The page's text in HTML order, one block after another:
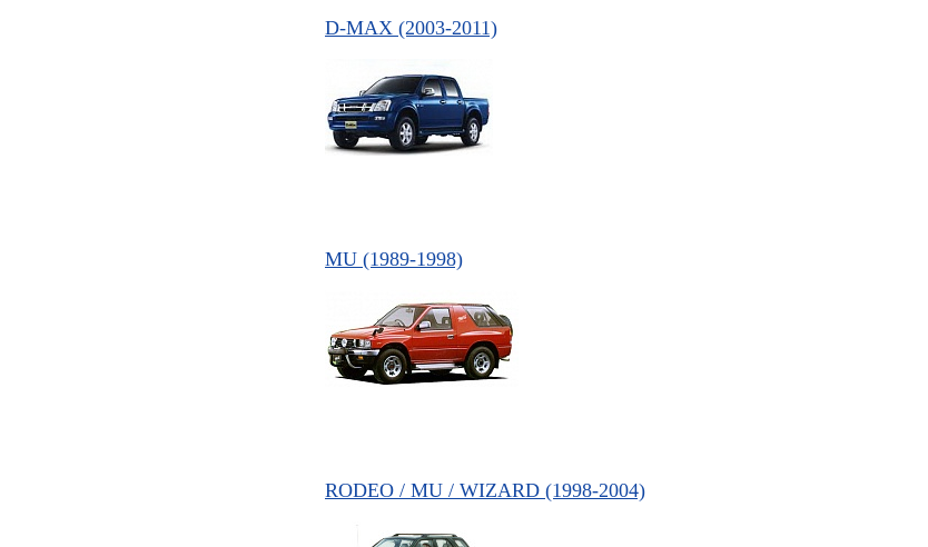
D-MAX (2003-2011)
MU (1989-1998)
RODEO / MU / WIZARD (1998-2004)